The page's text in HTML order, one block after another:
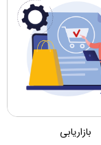
بازاریابی